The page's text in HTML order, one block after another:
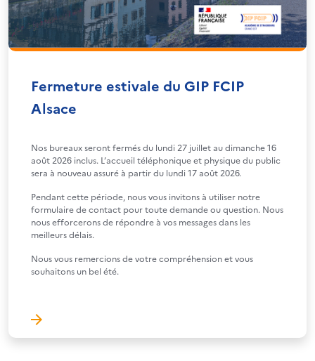
Fermeture estivale du GIP FCIP
Alsace
Nos bureaux seront fermés du lundi 27 juillet au dimanche 16
août 2026 inclus. L’accueil téléphonique et physique du public
sera à nouveau assuré à partir du lundi 17 août 2026.
Pendant cette période, nous vous invitons à utiliser notre
formulaire de contact pour toute demande ou question. Nous
nous efforcerons de répondre à vos messages dans les
meilleurs délais.
Nous vous remercions de votre compréhension et vous
souhaitons un bel été.